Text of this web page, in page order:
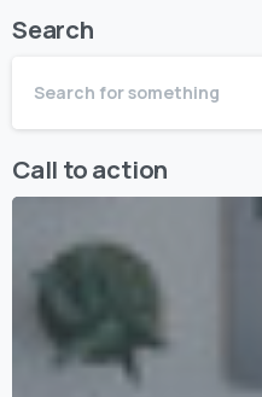
Search
Call to action